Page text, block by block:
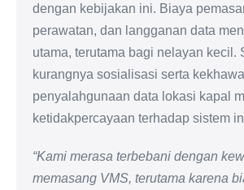
dengan kebijakan ini. Biaya
perawatan, dan langganan data
utama, terutama bagi nelayan kecil.
kurangnya sosialisasi serta
penyalahgunaan data lokasi kapal
ketidakpercayaan terhadap sistem
“Kami merasa terbebani dengan
memasang VMS, terutama karena